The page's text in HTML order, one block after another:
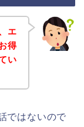
エ
得
い
ではないので